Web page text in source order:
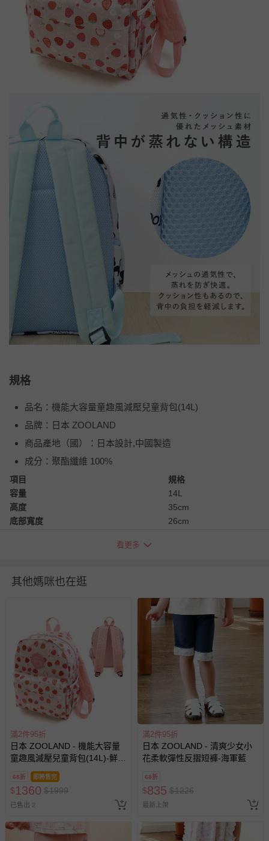
規格
品名：機能大容量童趣風減壓兒童背包(14L)
品牌：日本 ZOOLAND
商品產地（國）：日本設計,中國製造
成分：聚酯纖維 100%
項目
規格
容量
14L
高度
35cm
底部寬度
26cm
您所購買的商品享有7天的鑑賞期／猶豫期權益，但此期間
並非試用期，您所退回的商品必須是未經使用的全新狀態，
包含完整包裝、配件、說明文件及贈品等。
如需退換貨，請於收到商品7天（含例假日內提出），如為
瑕疵退換貨所產生的運費，將由媽咪愛負責處理，若非瑕疵
退貨，您可至『查詢訂單』>『已出貨』中查詢該筆訂單，
並點選『我要退貨』即可進行申請。若有相關退貨問題，請
至媽咪愛 LINE@客服ID: @mamilove
我們將依序為您處理
與服務，謝謝。
針對滿件折/滿額贈…等活動，如因部份退貨，而該訂單保
留商品未達活動門檻，將以原價計算，活動贈品亦需一併退
回。
部分商品依據消費者保護法的規定，不適用七天鑑賞期/猶
豫期範圍：
易於腐敗、保存期限較短或解約時即將逾期（例如生鮮
商品、食品等）。
看更多
其他媽咪也在逛
滿2件95折
日本 ZOOLAND - 機能大容量
童趣風減壓兒童背包(14L)-鮮嫩
草莓-粉紅 (35x26x14cm)
68折 即將售完
$1360 $1999
已售出 2
滿2件95折
日本 ZOOLAND - 清爽少女小
花柔軟彈性反摺短褲-海軍藍
68折
$835 $1226
最新上架